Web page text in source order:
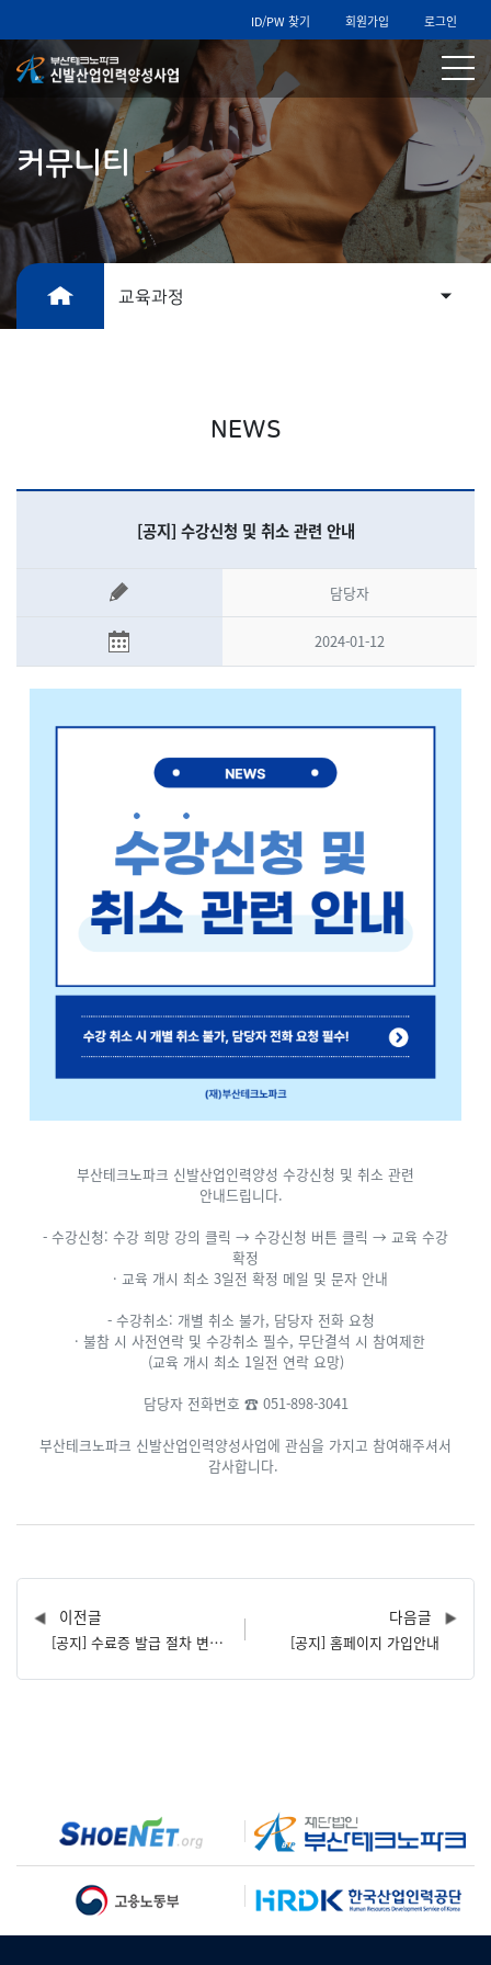
ID/PW 찾기 회원가입 로그인
커뮤니티
교육과정
NEWS
[공지] 수강신청 및 취소 관련 안내
담당자
2024-01-12
부산테크노파크 신발산업인력양성 수강신청 및 취소 관련
안내드립니다.
- 수강신청: 수강 희망 강의 클릭 → 수강신청 버튼 클릭 → 교육 수강
확정
· 교육 개시 최소 3일전 확정 메일 및 문자 안내
- 수강취소: 개별 취소 불가, 담당자 전화 요청
· 불참 시 사전연락 및 수강취소 필수, 무단결석 시 참여제한
(교육 개시 최소 1일전 연락 요망)
담당자 전화번호 ☎ 051-898-3041
부산테크노파크 신발산업인력양성사업에 관심을 가지고 참여해주셔서
감사합니다.
이전글
[공지] 수료증 발급 절차 변경 안내
다음글
[공지] 홈페이지 가입안내